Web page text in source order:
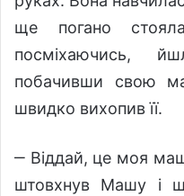
ще погано
посміхаючись,
побачивши свою
швидко вихопив її.
‒ Віддай, це моя
штовхнув Машу і